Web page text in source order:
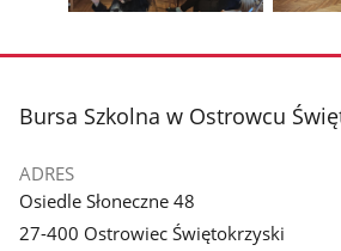
zdjęcie
galerii.
zdjęcie
galerii.
stopka
Bursa Szkolna w Ostrowcu
ADRES
Osiedle Słoneczne 48
27-400 Ostrowiec Świętokrzyski